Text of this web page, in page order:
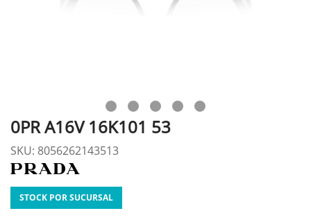
0PR A16V 16K101 53
SKU: 8056262143513
STOCK POR SUCURSAL